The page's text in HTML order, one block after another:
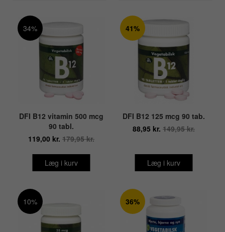
34%
DFI B12 vitamin 500 mcg
90 tabl.
119,00 kr. 179,95 kr.
Læg i kurv
41%
DFI B12 125 mcg 90 tab.
88,95 kr. 149,95 kr.
Læg i kurv
10% 36%